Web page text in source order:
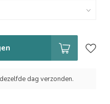
dag verzonden.